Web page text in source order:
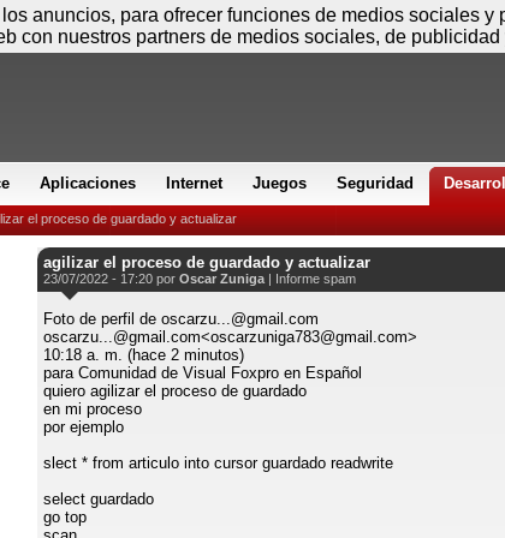
Aplicaciones Internet Juegos Seguridad
el proceso de guardado y actualizar
agilizar el proceso de guardado y actualizar
23/07/2022 - 17:20 por Oscar Zuniga | Informe spam
Foto de perfil de oscarzu...@gmail.com
oscarzu...@gmail.com<oscarzuniga783@gmail.com>
10:18 a. m. (hace 2 minutos)
para Comunidad de Visual Foxpro en Español
quiero agilizar el proceso de guardado
en mi proceso
por ejemplo
slect * from articulo into cursor guardado readwrite
select guardado
go top
anuncios, para ofrecer funciones de medios sociales
con nuestros partners de medios sociales, de